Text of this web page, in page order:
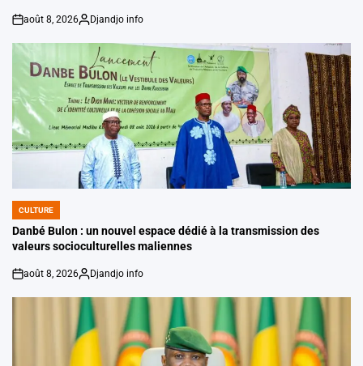
on
août 8, 2026
Posted
by
Djandjo info
POSTED
IN
CULTURE
Danbé Bulon : un nouvel espace dédié à la transmission des
valeurs socioculturelles maliennes
on
août 8, 2026
Posted
by
Djandjo info